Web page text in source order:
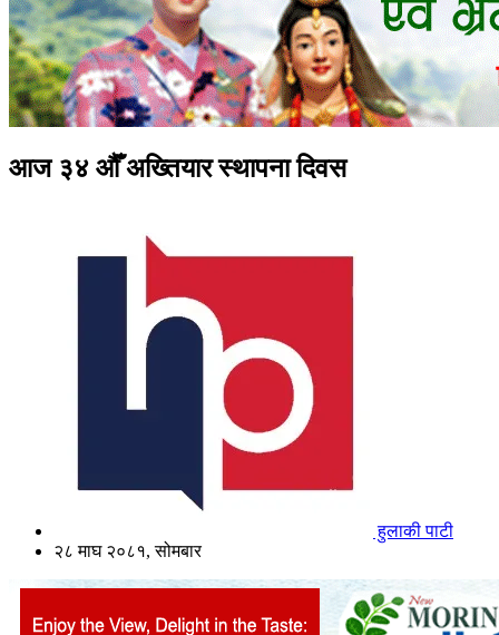
आज ३४ औँ अख्तियार स्थापना दिवस
हुलाकी पाटी
२८ माघ २०८१, सोमबार